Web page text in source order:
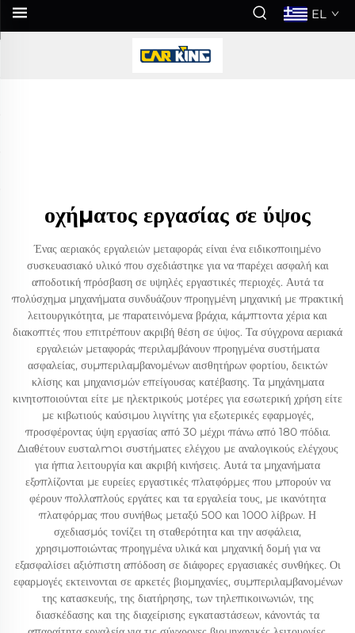
EL
οχήματος εργασίας σε ύψος
Ένας αεριακός εργαλειών μεταφοράς είναι ένα ειδικοποιημένο
συσκευασιακό υλικό που σχεδιάστηκε για να παρέχει ασφαλή και
αποδοτική πρόσβαση σε υψηλές εργαστικές περιοχές. Αυτά τα
πολύσχημα μηχανήματα συνδυάζουν προηγμένη μηχανική με πρακτική
λειτουργικότητα, με παρατεινόμενα βράχια, κάμπτοντα χέρια και
διακοπτές που επιτρέπουν ακριβή θέση σε ύψος. Τα σύγχρονα αεριακά
εργαλειών μεταφοράς περιλαμβάνουν προηγμένα συστήματα
ασφαλείας, συμπεριλαμβανομένων αισθητήρων φορτίου, δεικτών
κλίσης και μηχανισμών επείγουσας κατέβασης. Τα μηχάνηματα
κινητοποιούνται είτε με ηλεκτρικούς μοτέρες για εσωτερική χρήση είτε
με κιβωτιούς καύσιμου λιγνίτης για εξωτερικές εφαρμογές,
προσφέροντας ύψη εργασίας από 30 μέχρι πάνω από 180 πόδια.
Διαθέτουν ευσταλmoι συστήματες ελέγχου με αναλογικούς ελέγχους
για ήπια λειτουργία και ακριβή κινήσεις. Αυτά τα μηχανήματα
εξοπλίζονται με ευρείες εργαστικές πλατφόρμες που μπορούν να
φέρουν πολλαπλούς εργάτες και τα εργαλεία τους, με ικανότητα
πλατφόρμας που συνήθως μεταξύ 500 και 1000 λίβρων. Η
σχεδιασμός τονίζει τη σταθερότητα και την ασφάλεια,
χρησιμοποιώντας προηγμένα υλικά και μηχανική δομή για να
εξασφαλίσει αξιόπιστη απόδοση σε διάφορες εργασιακές συνθήκες. Οι
εφαρμογές εκτεινονται σε αρκετές βιομηχανίες, συμπεριλαμβανομένων
της κατασκευής, της διατήρησης, των τηλεπικοινωνιών, της
διασκέδασης και της διαχείρισης εγκαταστάσεων, κάνοντάς τα